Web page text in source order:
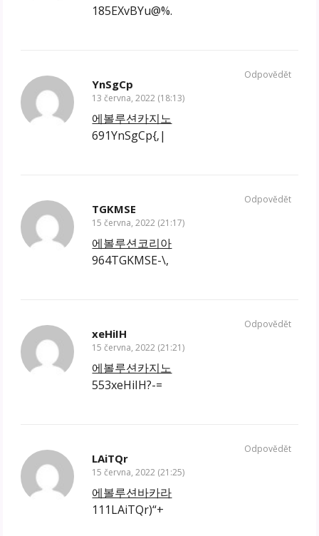
185EXvBYu@%.
YnSgCp
13 června, 2022 (18:13)
에볼루션카지노
691YnSgCp{‚|
Odpovědět
TGKMSE
15 června, 2022 (21:17)
에볼루션코리아
964TGKMSE-\,
Odpovědět
xeHiIH
15 června, 2022 (21:21)
에볼루션카지노
553xeHiIH?-=
Odpovědět
LAiTQr
15 června, 2022 (21:25)
에볼루션바카라
111LAiTQr)“+
Odpovědět